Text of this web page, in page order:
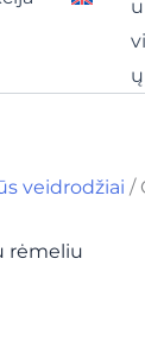
veidrodžiai /
rėmeliu